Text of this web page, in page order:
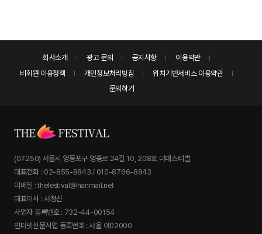
회사소개 광고 문의 공지사항
이용약관
비회원 이용정책
개인정보처리방침
위치기반서비스 이용약관
문의하기
(07250) 서울시 영등포구 영중로 24길 10, 208호 더페스티벌
대표전화 : 02-855-8843 / 010-8766-8843
이메일 : thefestival@hanmail.net
대표이사 : 서정선
사업자 등록번호 : 732-44-00154
인터넷신문사업 등록번호 : 서울 아02000